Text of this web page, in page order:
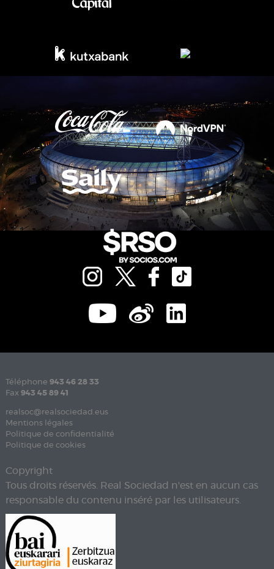
Téléphone 943 46 28 33
Fax 943 45 89 41
realsoc@realsociedad.eus
Mentions légales
Politique de confidentialité
Politique de cookies
Copyright
Tous droits réservés. Real Sociedad n'est en aucun cas
responsable du contenu inséré par les utilisateurs.